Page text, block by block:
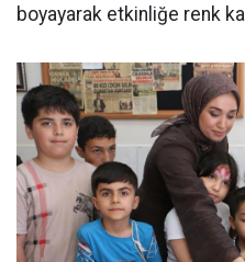
boyayarak etkinliğe renk